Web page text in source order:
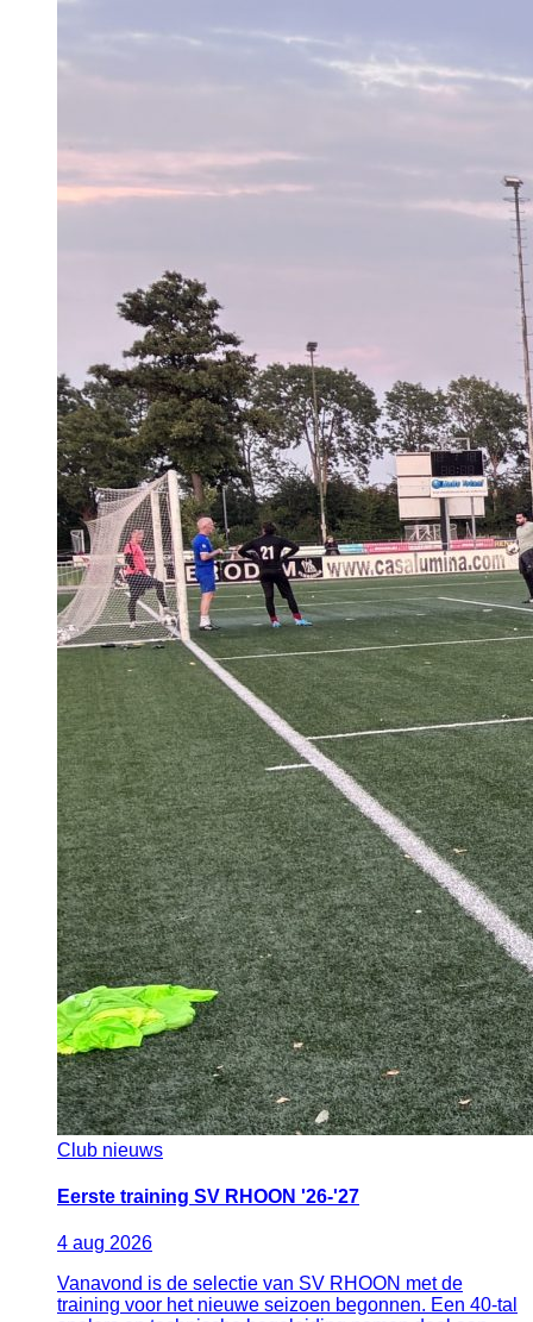
Club nieuws
Eerste training SV RHOON '26-'27
4 aug 2026
Vanavond is de selectie van SV RHOON met de
training voor het nieuwe seizoen begonnen. Een 40-tal